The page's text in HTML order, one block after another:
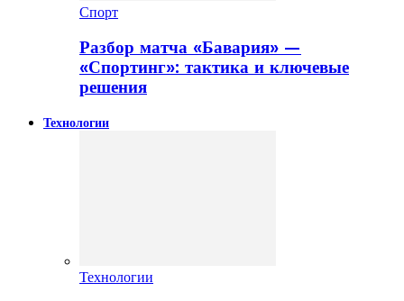
Спорт
Разбор матча «Бавария» —
«Спортинг»: тактика и ключевые
решения
Технологии
Технологии